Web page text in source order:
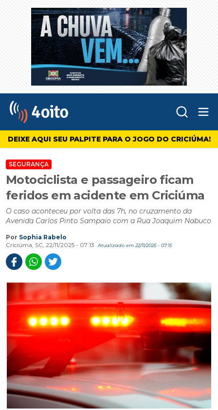
4oito
DEIXE AQUI SEU PALPITE PARA O JOGO DO CRICIÚMA!
SEGURANÇA
Motociclista e passageiro ficam
feridos em acidente em Criciúma
O caso aconteceu por volta das 7h, no cruzamento da
Avenida Carlos Pinto Sampaio com a Rua Joaquim Nabuco
Por Sophia Rabelo
Criciúma, SC, 22/11/2025 - 07:13
Atualizado em 22/11/2025 - 07:15